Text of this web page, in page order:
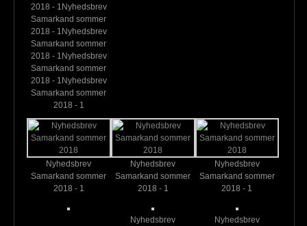
2018 - 1Nyhedsbrev
Samarkand sommer
2018 - 1Nyhedsbrev
Samarkand sommer
2018 - 1Nyhedsbrev
Samarkand sommer
2018 - 1Nyhedsbrev
Samarkand sommer
2018 - 1
Nyhedsbrev
Samarkand sommer
2018 - 1
Nyhedsbrev
Samarkand sommer
2018 - 1
Nyhedsbrev
Samarkand sommer
2018 - 1
Nyhedsbrev
Nyhedsbrev